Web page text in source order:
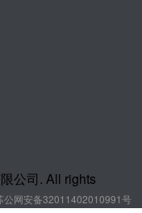
公司. All rights
公网安备32011402010991号